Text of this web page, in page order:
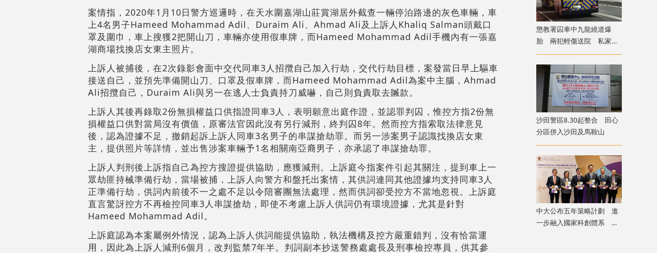
案情指，2020年1月10日警方巡邏時，在天水圍嘉湖山莊賞湖居外截查一輛停泊路邊的灰色車輛，車
上4名男子Hameed Mohammad Adil、Duraim Ali、Ahmad Ali及上訴人Khaliq Salman頭戴口
罩及圍巾，車上搜獲2把開山刀，車輛亦使用假車牌，而Hameed Mohammad Adil手機內有一張嘉
湖商場找換店女東主照片。
上訴人被捕後，在2次錄影會面中交代同車3人招攬自己加入行劫，交代行劫目標，案發當日早上驅車
接送自己，並預先準備開山刀、口罩及假車牌，而Hameed Mohammad Adil為案中主腦，Ahmad
Ali招攬自己，Duraim Ali與另一在逃人士負責持刀威嚇，自己則負責取去贓款。
上訴人其後再錄取2份無損權益口供指證同車3人，表明願意出庭作證，並認罪判囚，惟控方指2份無
損權益口供對當局沒有價值，原審法官因此沒有另行減刑，終判囚8年。然而控方指索取法律意見
後，認為證據不足，撤銷起訴上訴人同車3名男子的串謀搶劫罪。而另一涉案男子認識找換店女東
主，提供照片等詳情，並出售涉案車輛予1名相關南亞裔男子，亦承認了串謀搶劫罪。
上訴人判刑後上訴指自己為控方搜證提供協助，應獲減刑。上訴庭今指案件引起其關注，提到車上一
眾劫匪持械準備行劫，當場被捕，上訴人向警方和盤托出案情，其供詞連同其他證據均支持同車3人
正準備行劫，供詞內前後不一之處不足以令陪審團無法處理，然而供詞卻受控方不當地忽視。上訴庭
直言驚訝控方不再檢控同車3人串謀搶劫，即使不考慮上訴人供詞仍有環境證據，尤其是針對
Hameed Mohammad Adil。
上訴庭認為本案屬例外情況，認為上訴人供詞能提供協助，執法機構及控方嚴重錯判，沒有恰當運
用，因此為上訴人減刑6個月，改判監禁7年半。判詞副本抄送警務處處長及刑事檢控專員，供其參
懲教署囚車中九龍繞道爆
胎 兩犯輕傷送院 私家車
疑遭殃及泵把損毀
沙田警區8.30起整合 田心
分區併入沙田及馬鞍山
中大公布五年策略計劃 進
一步融入國家科創體系 將